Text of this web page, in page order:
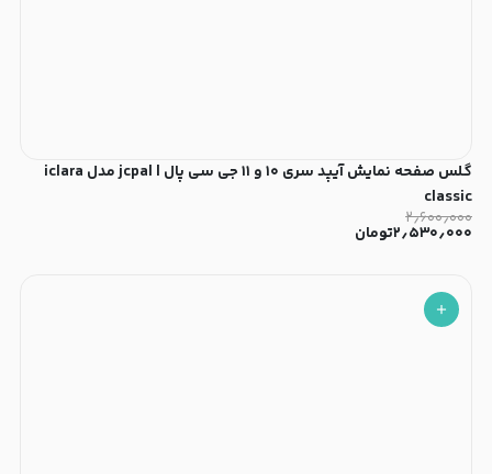
گلس صفحه نمایش آیپد سری ۱۰ و ۱۱ جی سی پال | jcpal مدل iclara
classic
۲٫۶۰۰٫۰۰۰
۲٫۵۳۰٫۰۰۰تومان